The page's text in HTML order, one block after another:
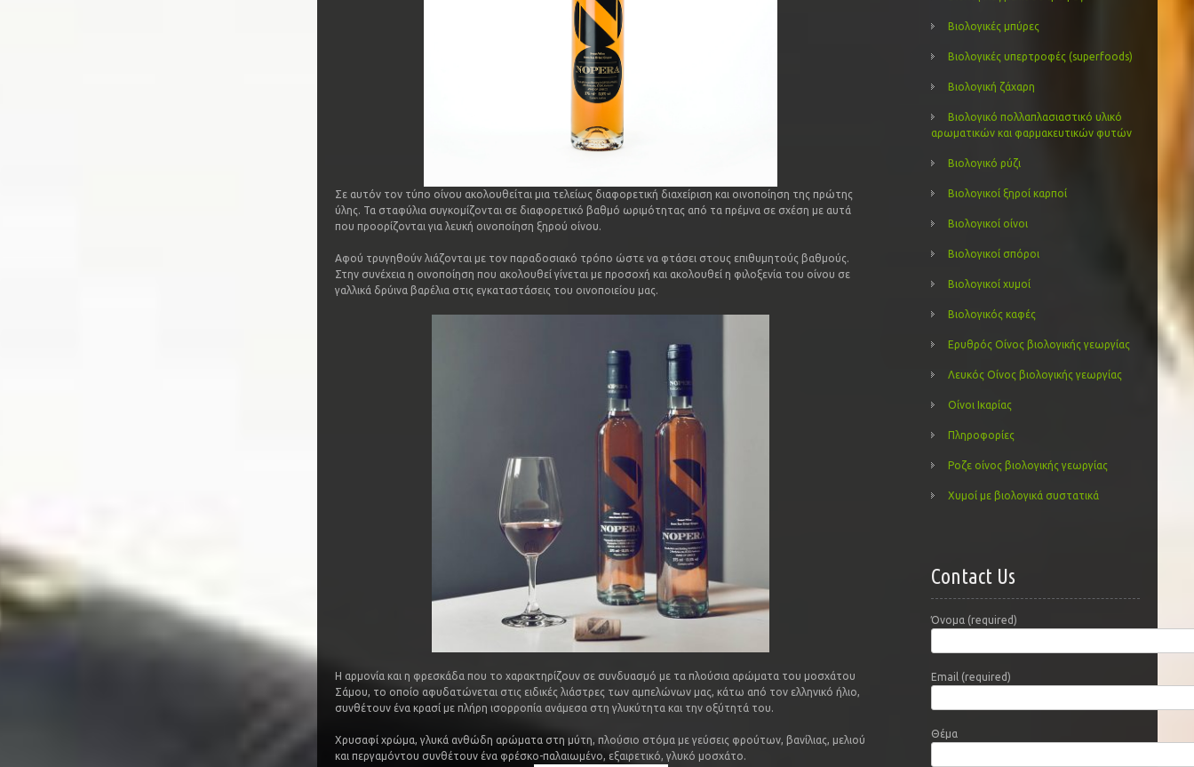
Σε αυτόν τον τύπο οίνου ακολουθείται μια τελείως διαφορετική διαχείριση και οινοποίηση της πρώτης
ύλης. Τα σταφύλια συγκομίζονται σε διαφορετικό βαθμό ωριμότητας από τα πρέμνα σε σχέση με αυτά
που προορίζονται για λευκή οινοποίηση ξηρού οίνου.
Αφού τρυγηθούν λιάζονται με τον παραδοσιακό τρόπο ώστε να φτάσει στους επιθυμητούς βαθμούς.
Στην συνέχεια η οινοποίηση που ακολουθεί γίνεται με προσοχή και ακολουθεί η φιλοξενία του οίνου σε
γαλλικά δρύινα βαρέλια στις εγκαταστάσεις του οινοποιείου μας.
Η αρμονία και η φρεσκάδα που το χαρακτηρίζουν σε συνδυασμό με τα πλούσια αρώματα του μοσχάτου
Σάμου, το οποίο αφυδατώνεται στις ειδικές λιάστρες των αμπελώνων μας, κάτω από τον ελληνικό ήλιο,
συνθέτουν ένα κρασί με πλήρη ισορροπία ανάμεσα στη γλυκύτητα και την οξύτητά του.
Χρυσαφί χρώμα, γλυκά ανθώδη αρώματα στη μύτη, πλούσιο στόμα με γεύσεις φρούτων, βανίλιας, μελιού
και περγαμόντου συνθέτουν ένα φρέσκο-παλαιωμένο, εξαιρετικό, γλυκό μοσχάτο.
Βιολογικές μπύρες
Βιολογικές υπερτροφές (superfoods)
Βιολογική ζάχαρη
Βιολογικό πολλαπλασιαστικό υλικό
αρωματικών και φαρμακευτικών φυτών
Βιολογικό ρύζι
Βιολογικοί ξηροί καρποί
Βιολογικοί οίνοι
Βιολογικοί σπόροι
Βιολογικοί χυμοί
Βιολογικός καφές
Ερυθρός Οίνος βιολογικής γεωργίας
Λευκός Οίνος βιολογικής γεωργίας
Οίνοι Ικαρίας
Πληροφορίες
Ροζε οίνος βιολογικής γεωργίας
Χυμοί με βιολογικά συστατικά
Contact Us
Όνομα (required)
Email (required)
Θέμα